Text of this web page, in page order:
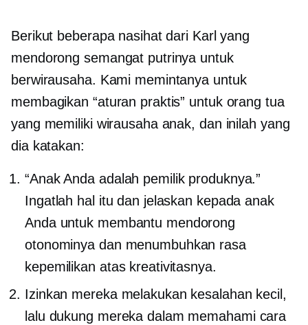
Berikut beberapa nasihat dari Karl yang
mendorong semangat putrinya untuk
berwirausaha. Kami memintanya untuk
membagikan “aturan praktis” untuk orang tua
yang memiliki wirausaha anak, dan inilah yang
dia katakan:
“Anak Anda adalah pemilik produknya.”
Ingatlah hal itu dan jelaskan kepada anak
Anda untuk membantu mendorong
otonominya dan menumbuhkan rasa
kepemilikan atas kreativitasnya.
Izinkan mereka melakukan kesalahan kecil,
lalu dukung mereka dalam memahami cara